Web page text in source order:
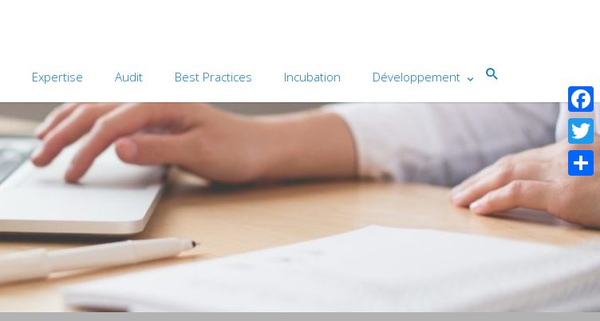
Expertise Audit Best Practices Incubation Développement
Share